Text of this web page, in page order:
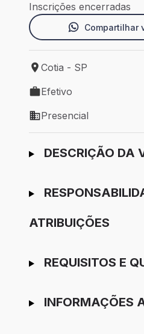
Inscrições encerradas
Compartilhar
Local de trabalho: Cotia -
Cotia - SP
Tipo de vaga: Efetivo
Efetivo
Modelo de trabalho:
Presencial
Ir para candidatura
DESCRIÇÃO DA
ATRIBUIÇÕES
REQUISITOS E
INFORMAÇÕES